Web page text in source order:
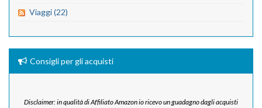
Viaggi (22)
Consigli per gli acquisti
Disclaimer: in qualità di Affiliato Amazon io ricevo un guadagno dagli acquisti